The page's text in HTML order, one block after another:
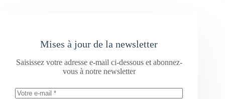
Mises à jour de la newsletter
Saisissez votre adresse e-mail ci-dessous et abonnez-
vous à notre newsletter